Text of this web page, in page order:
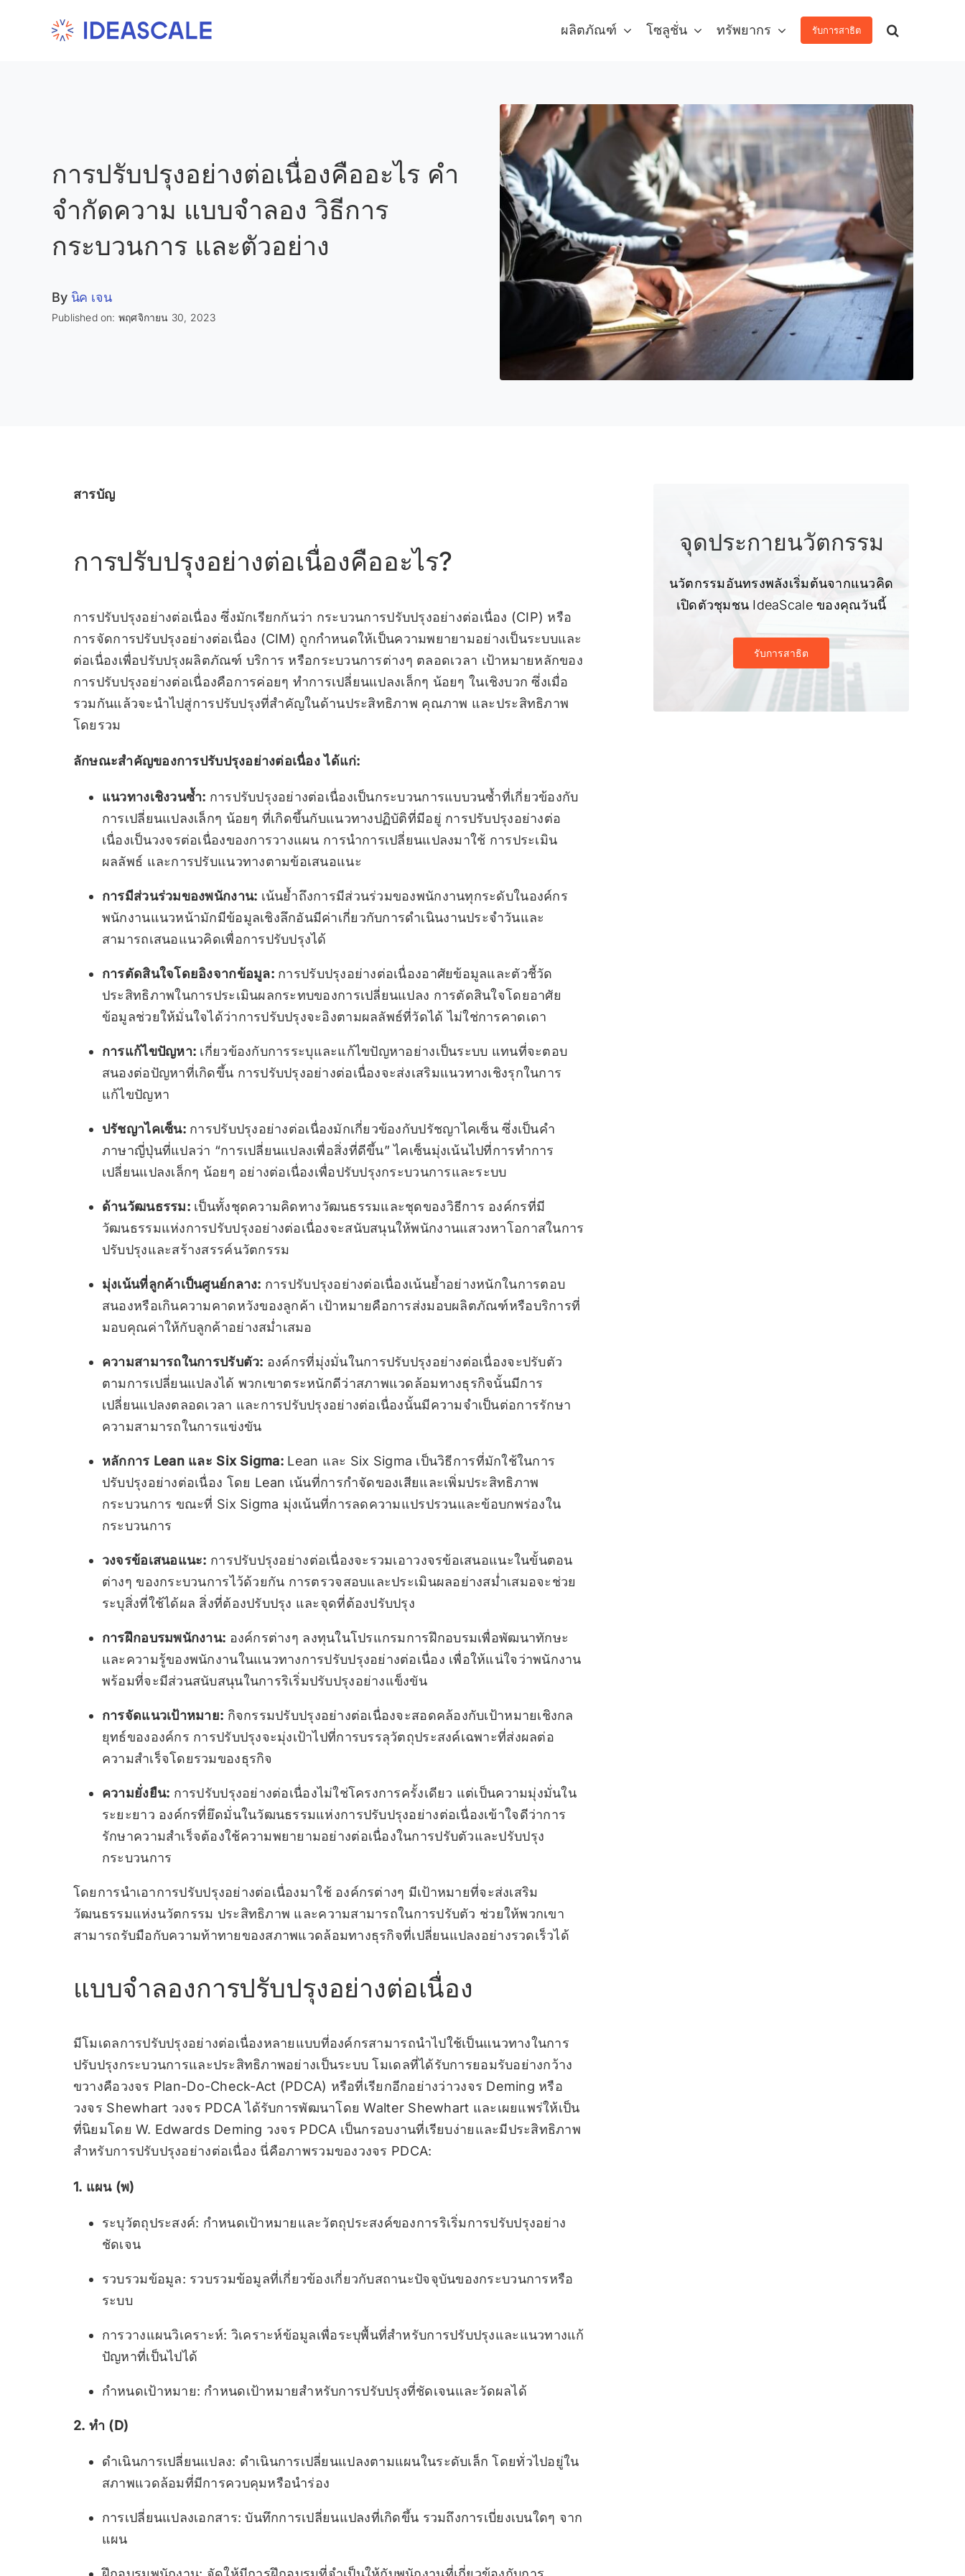
ผลิตภัณฑ์ โซลูชั่น ทรัพยากร รับการสาธิต
การปรับปรุงอย่างต่อเนื่องคืออะไร คำ
จำกัดความ แบบจำลอง วิธีการ
กระบวนการ และตัวอย่าง
By นิค เจน
Published on: พฤศจิกายน 30, 2023
สารบัญ
การปรับปรุงอย่างต่อเนื่องคืออะไร?
การปรับปรุงอย่างต่อเนื่อง ซึ่งมักเรียกกันว่า กระบวนการปรับปรุงอย่างต่อเนื่อง (CIP) หรือ
การจัดการปรับปรุงอย่างต่อเนื่อง (CIM) ถูกกำหนดให้เป็นความพยายามอย่างเป็นระบบและ
ต่อเนื่องเพื่อปรับปรุงผลิตภัณฑ์ บริการ หรือกระบวนการต่างๆ ตลอดเวลา เป้าหมายหลักของ
การปรับปรุงอย่างต่อเนื่องคือการค่อยๆ ทำการเปลี่ยนแปลงเล็กๆ น้อยๆ ในเชิงบวก ซึ่งเมื่อ
รวมกันแล้วจะนำไปสู่การปรับปรุงที่สำคัญในด้านประสิทธิภาพ คุณภาพ และประสิทธิภาพ
โดยรวม
ลักษณะสำคัญของการปรับปรุงอย่างต่อเนื่อง ได้แก่:
แนวทางเชิงวนซ้ำ: การปรับปรุงอย่างต่อเนื่องเป็นกระบวนการแบบวนซ้ำที่เกี่ยวข้องกับ
การเปลี่ยนแปลงเล็กๆ น้อยๆ ที่เกิดขึ้นกับแนวทางปฏิบัติที่มีอยู่ การปรับปรุงอย่างต่อ
เนื่องเป็นวงจรต่อเนื่องของการวางแผน การนำการเปลี่ยนแปลงมาใช้ การประเมิน
ผลลัพธ์ และการปรับแนวทางตามข้อเสนอแนะ
การมีส่วนร่วมของพนักงาน: เน้นย้ำถึงการมีส่วนร่วมของพนักงานทุกระดับในองค์กร
พนักงานแนวหน้ามักมีข้อมูลเชิงลึกอันมีค่าเกี่ยวกับการดำเนินงานประจำวันและ
สามารถเสนอแนวคิดเพื่อการปรับปรุงได้
การตัดสินใจโดยอิงจากข้อมูล: การปรับปรุงอย่างต่อเนื่องอาศัยข้อมูลและตัวชี้วัด
ประสิทธิภาพในการประเมินผลกระทบของการเปลี่ยนแปลง การตัดสินใจโดยอาศัย
ข้อมูลช่วยให้มั่นใจได้ว่าการปรับปรุงจะอิงตามผลลัพธ์ที่วัดได้ ไม่ใช่การคาดเดา
การแก้ไขปัญหา: เกี่ยวข้องกับการระบุและแก้ไขปัญหาอย่างเป็นระบบ แทนที่จะตอบ
สนองต่อปัญหาที่เกิดขึ้น การปรับปรุงอย่างต่อเนื่องจะส่งเสริมแนวทางเชิงรุกในการ
แก้ไขปัญหา
ปรัชญาไคเซ็น: การปรับปรุงอย่างต่อเนื่องมักเกี่ยวข้องกับปรัชญาไคเซ็น ซึ่งเป็นคำ
ภาษาญี่ปุ่นที่แปลว่า “การเปลี่ยนแปลงเพื่อสิ่งที่ดีขึ้น” ไคเซ็นมุ่งเน้นไปที่การทำการ
เปลี่ยนแปลงเล็กๆ น้อยๆ อย่างต่อเนื่องเพื่อปรับปรุงกระบวนการและระบบ
ด้านวัฒนธรรม: เป็นทั้งชุดความคิดทางวัฒนธรรมและชุดของวิธีการ องค์กรที่มี
วัฒนธรรมแห่งการปรับปรุงอย่างต่อเนื่องจะสนับสนุนให้พนักงานแสวงหาโอกาสในการ
ปรับปรุงและสร้างสรรค์นวัตกรรม
มุ่งเน้นที่ลูกค้าเป็นศูนย์กลาง: การปรับปรุงอย่างต่อเนื่องเน้นย้ำอย่างหนักในการตอบ
สนองหรือเกินความคาดหวังของลูกค้า เป้าหมายคือการส่งมอบผลิตภัณฑ์หรือบริการที่
มอบคุณค่าให้กับลูกค้าอย่างสม่ำเสมอ
ความสามารถในการปรับตัว: องค์กรที่มุ่งมั่นในการปรับปรุงอย่างต่อเนื่องจะปรับตัว
ตามการเปลี่ยนแปลงได้ พวกเขาตระหนักดีว่าสภาพแวดล้อมทางธุรกิจนั้นมีการ
เปลี่ยนแปลงตลอดเวลา และการปรับปรุงอย่างต่อเนื่องนั้นมีความจำเป็นต่อการรักษา
ความสามารถในการแข่งขัน
หลักการ Lean และ Six Sigma: Lean และ Six Sigma เป็นวิธีการที่มักใช้ในการ
ปรับปรุงอย่างต่อเนื่อง โดย Lean เน้นที่การกำจัดของเสียและเพิ่มประสิทธิภาพ
กระบวนการ ขณะที่ Six Sigma มุ่งเน้นที่การลดความแปรปรวนและข้อบกพร่องใน
กระบวนการ
วงจรข้อเสนอแนะ: การปรับปรุงอย่างต่อเนื่องจะรวมเอาวงจรข้อเสนอแนะในขั้นตอน
ต่างๆ ของกระบวนการไว้ด้วยกัน การตรวจสอบและประเมินผลอย่างสม่ำเสมอจะช่วย
ระบุสิ่งที่ใช้ได้ผล สิ่งที่ต้องปรับปรุง และจุดที่ต้องปรับปรุง
การฝึกอบรมพนักงาน: องค์กรต่างๆ ลงทุนในโปรแกรมการฝึกอบรมเพื่อพัฒนาทักษะ
และความรู้ของพนักงานในแนวทางการปรับปรุงอย่างต่อเนื่อง เพื่อให้แน่ใจว่าพนักงาน
พร้อมที่จะมีส่วนสนับสนุนในการริเริ่มปรับปรุงอย่างแข็งขัน
การจัดแนวเป้าหมาย: กิจกรรมปรับปรุงอย่างต่อเนื่องจะสอดคล้องกับเป้าหมายเชิงกล
ยุทธ์ขององค์กร การปรับปรุงจะมุ่งเป้าไปที่การบรรลุวัตถุประสงค์เฉพาะที่ส่งผลต่อ
ความสำเร็จโดยรวมของธุรกิจ
ความยั่งยืน: การปรับปรุงอย่างต่อเนื่องไม่ใช่โครงการครั้งเดียว แต่เป็นความมุ่งมั่นใน
ระยะยาว องค์กรที่ยึดมั่นในวัฒนธรรมแห่งการปรับปรุงอย่างต่อเนื่องเข้าใจดีว่าการ
รักษาความสำเร็จต้องใช้ความพยายามอย่างต่อเนื่องในการปรับตัวและปรับปรุง
กระบวนการ
โดยการนำเอาการปรับปรุงอย่างต่อเนื่องมาใช้ องค์กรต่างๆ มีเป้าหมายที่จะส่งเสริม
วัฒนธรรมแห่งนวัตกรรม ประสิทธิภาพ และความสามารถในการปรับตัว ช่วยให้พวกเขา
สามารถรับมือกับความท้าทายของสภาพแวดล้อมทางธุรกิจที่เปลี่ยนแปลงอย่างรวดเร็วได้
แบบจำลองการปรับปรุงอย่างต่อเนื่อง
มีโมเดลการปรับปรุงอย่างต่อเนื่องหลายแบบที่องค์กรสามารถนำไปใช้เป็นแนวทางในการ
ปรับปรุงกระบวนการและประสิทธิภาพอย่างเป็นระบบ โมเดลที่ได้รับการยอมรับอย่างกว้าง
ขวางคือวงจร Plan-Do-Check-Act (PDCA) หรือที่เรียกอีกอย่างว่าวงจร Deming หรือ
วงจร Shewhart วงจร PDCA ได้รับการพัฒนาโดย Walter Shewhart และเผยแพร่ให้เป็น
ที่นิยมโดย W. Edwards Deming วงจร PDCA เป็นกรอบงานที่เรียบง่ายและมีประสิทธิภาพ
สำหรับการปรับปรุงอย่างต่อเนื่อง นี่คือภาพรวมของวงจร PDCA:
1. แผน (พ)
ระบุวัตถุประสงค์: กำหนดเป้าหมายและวัตถุประสงค์ของการริเริ่มการปรับปรุงอย่าง
ชัดเจน
รวบรวมข้อมูล: รวบรวมข้อมูลที่เกี่ยวข้องเกี่ยวกับสถานะปัจจุบันของกระบวนการหรือ
ระบบ
การวางแผนวิเคราะห์: วิเคราะห์ข้อมูลเพื่อระบุพื้นที่สำหรับการปรับปรุงและแนวทางแก้
ปัญหาที่เป็นไปได้
กำหนดเป้าหมาย: กำหนดเป้าหมายสำหรับการปรับปรุงที่ชัดเจนและวัดผลได้
2. ทำ (D)
ดำเนินการเปลี่ยนแปลง: ดำเนินการเปลี่ยนแปลงตามแผนในระดับเล็ก โดยทั่วไปอยู่ใน
สภาพแวดล้อมที่มีการควบคุมหรือนำร่อง
การเปลี่ยนแปลงเอกสาร: บันทึกการเปลี่ยนแปลงที่เกิดขึ้น รวมถึงการเบี่ยงเบนใดๆ จาก
แผน
จุดประกายนวัตกรรม
นวัตกรรมอันทรงพลังเริ่มต้นจากแนวคิด
เปิดตัวชุมชน IdeaScale ของคุณวันนี้
รับการสาธิต